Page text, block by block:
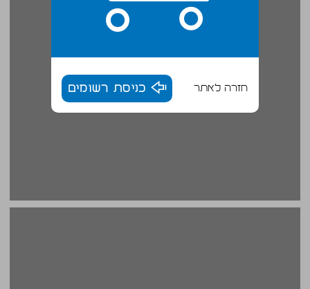
חזרה לאתר כניסת רשומים